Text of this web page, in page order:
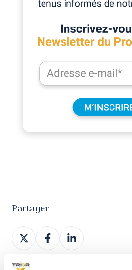
Partager
Partager
sur
Partager
sur
Partager
sur